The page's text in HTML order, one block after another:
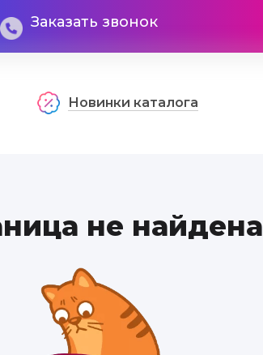
Заказать звонок
Новинки каталога
не найдена